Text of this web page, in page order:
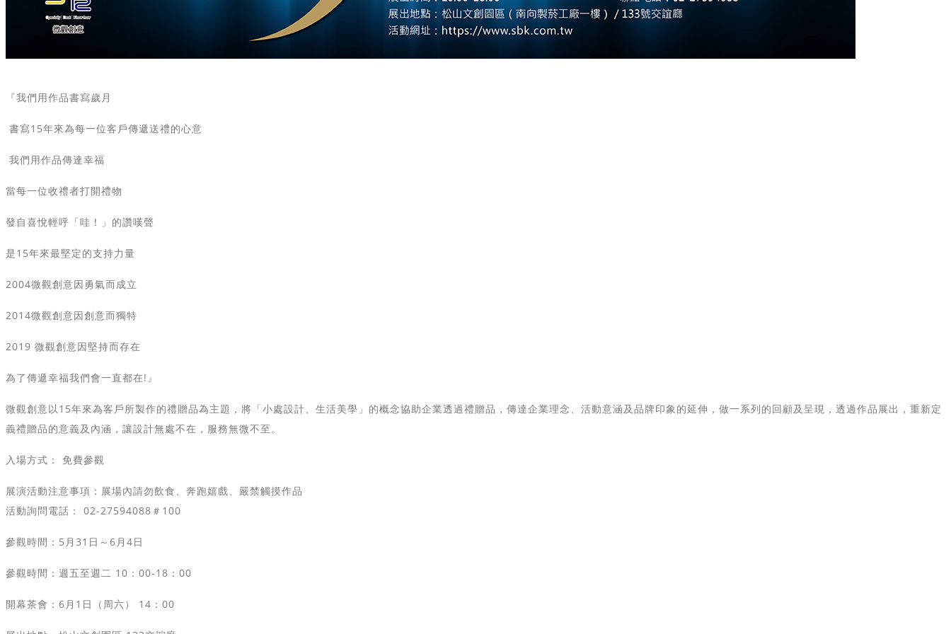
『我們用作品書寫歲月
書寫15年來為每一位客戶傳遞送禮的心意
我們用作品傳達幸福
當每一位收禮者打開禮物
發自喜悅輕呼「哇！」的讚嘆聲
是15年來最堅定的支持力量
2004微觀創意因勇氣而成立
2014微觀創意因創意而獨特
2019 微觀創意因堅持而存在
為了傳遞幸福我們會一直都在!』
微觀創意以15年來為客戶所製作的禮贈品為主題，將「小處設計、生活美學」的概念協助企業透過禮贈品，傳達企業理念、活動意涵及品牌印象的延伸，做一系列的回顧及呈現，透過作品展出，重新定
義禮贈品的意義及內涵，讓設計無處不在，服務無微不至。
入場方式： 免費參觀
展演活動注意事項：展場內請勿飲食、奔跑嬉戲、嚴禁觸摸作品
活動詢問電話： 02-27594088＃100
參觀時間：5月31日～6月4日
參觀時間：週五至週二 10：00-18：00
開幕茶會：6月1日（周六） 14：00